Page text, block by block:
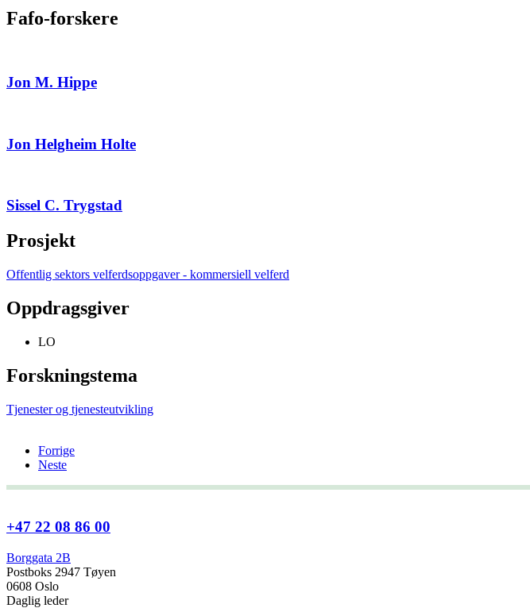
Fafo-forskere
Jon M. Hippe
Jon Helgheim Holte
Sissel C. Trygstad
Prosjekt
Offentlig sektors velferdsoppgaver - kommersiell velferd
Oppdragsgiver
LO
Forskningstema
Tjenester og tjenesteutvikling
Forrige
Neste
+47 22 08 86 00
Borggata 2B
Postboks 2947 Tøyen
0608 Oslo
Daglig leder